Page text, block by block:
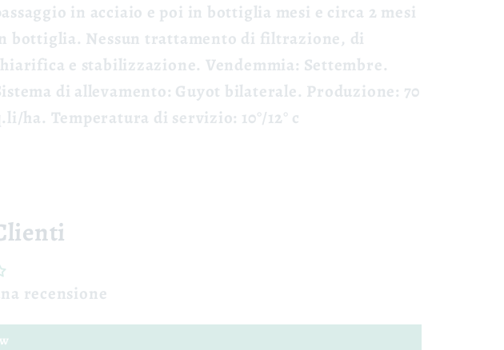
in acciaio e poi in bottiglia mesi e circa 2 mesi
bottiglia. Nessun trattamento di filtrazione, di
e stabilizzazione. Vendemmia: Settembre.
di allevamento: Guyot bilaterale. Produzione: 70
ha. Temperatura di servizio: 10°/12° c
recensione